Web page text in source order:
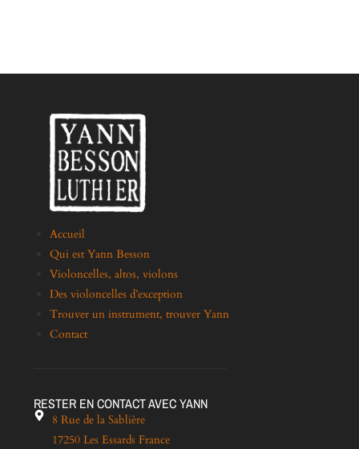
Accueil
Qui est Yann Besson
Violoncelles, altos, violons
Des violoncelles d’exception
Trouver un instrument, trouver Yann
Contact
RESTER EN CONTACT AVEC YANN
8 Rue de la Sablière
17250 Les Essards France